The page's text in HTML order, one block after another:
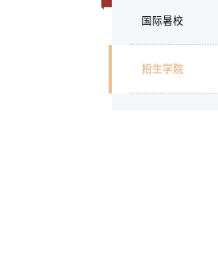
国际暑校
招生学院